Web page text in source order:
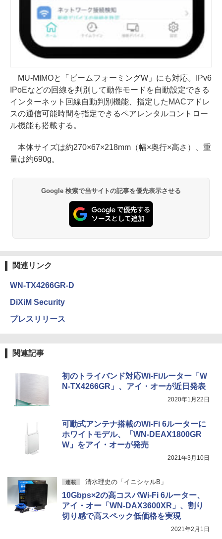
MU-MIMOと「ビームフォーミングW」にも対応。IPv6
IPoEなどの回線を判別して動作モードを自動設定できる
インターネット回線自動判別機能、指定したMACアドレ
スの通信可能時間を指定できるペアレンタルコントロー
ル機能も搭載する。
本体サイズは約270×67×218mm（幅×奥行×高さ）、重
量は約690g。
Google 検索で当サイトの記事を優先表示させる
関連リンク
WN-TX4266GR-D
DiXiM Security
プレスリリース
関連記事
初のトライバンド対応Wi-Fiルーター「W
N-TX4266GR」、アイ・オーが近日発表
2020年1月22日
可動式アンテナ搭載のWi-Fi 6ルーターに
ホワイトモデル、「WN-DEAX1800GR
W」をアイ・オーが発売
2021年3月10日
連載 清水理史の「イニシャルB」
10Gbps×2の高コスパWi-Fi 6ルーター、
アイ・オー「WN-DAX3600XR」、割り
切り感で高スペック低価格を実現
2021年2月1日